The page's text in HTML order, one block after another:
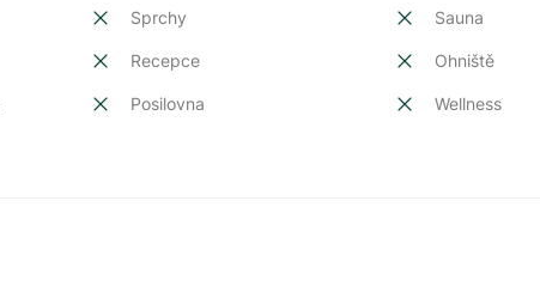
Sprchy Sauna
Recepce Ohniště
Posilovna Wellness